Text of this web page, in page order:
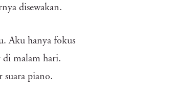
disewakan.
Aku hanya fokus
di malam hari.
suara piano.